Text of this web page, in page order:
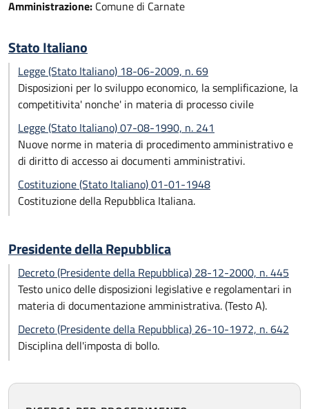
Amministrazione: Comune di Carnate
Stato Italiano
Legge (Stato Italiano) 18-06-2009, n. 69
Disposizioni per lo sviluppo economico, la semplificazione, la
competitivita' nonche' in materia di processo civile
Legge (Stato Italiano) 07-08-1990, n. 241
Nuove norme in materia di procedimento amministrativo e
di diritto di accesso ai documenti amministrativi.
Costituzione (Stato Italiano) 01-01-1948
Costituzione della Repubblica Italiana.
Presidente della Repubblica
Decreto (Presidente della Repubblica) 28-12-2000, n. 445
Testo unico delle disposizioni legislative e regolamentari in
materia di documentazione amministrativa. (Testo A).
Decreto (Presidente della Repubblica) 26-10-1972, n. 642
Disciplina dell'imposta di bollo.